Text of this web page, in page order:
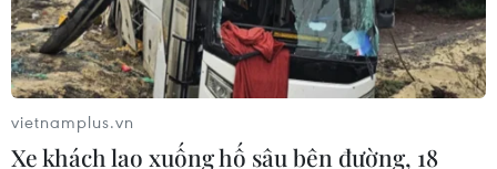
Trung Quốc vận hành giàn phát điện
gió nổi đầu tiên chịu được bão cấp 17
06/08/2026 11:20
vietnamplus.vn
Xe khách lao xuống hố sâu bên đường, 18